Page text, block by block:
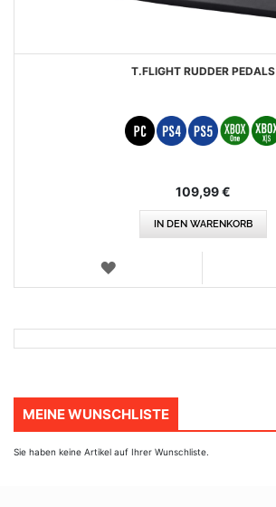
T.FLIGHT RUDDER PEDALS
109,99 €
IN DEN WARENKORB
WUNSCHLISTE
MEINE WUNSCHLISTE
Sie haben keine Artikel auf Ihrer Wunschliste.